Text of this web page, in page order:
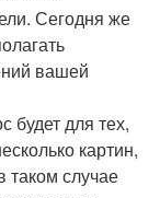
Сегодня же
вашей
будет для тех,
картин,
таком случае